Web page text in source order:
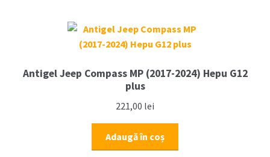
Antigel Jeep Compass MP (2017-2024) Hepu G12
plus
221,00 lei
Adaugă în coș